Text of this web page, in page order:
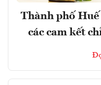
Thành phố
các cam kết